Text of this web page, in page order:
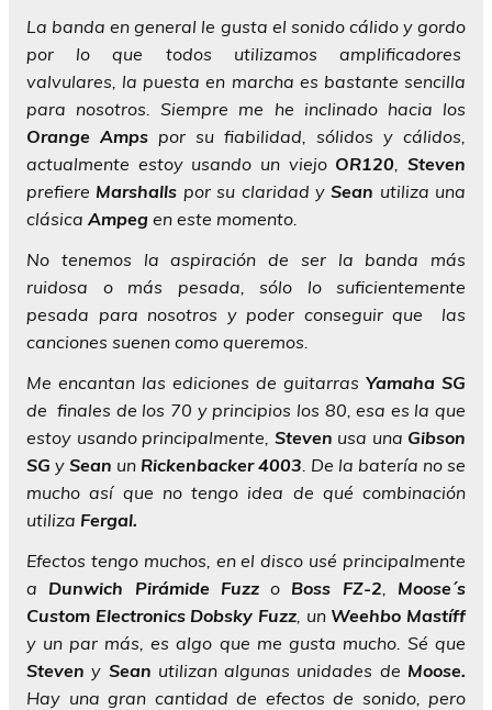
La banda en general le gusta el sonido cálido y gordo
por lo que todos utilizamos amplificadores
valvulares, la puesta en marcha es bastante sencilla
para nosotros. Siempre me he inclinado hacia los
Orange Amps por su fiabilidad, sólidos y cálidos,
actualmente estoy usando un viejo OR120 ,Steven
prefiere Marshalls por su claridad ySean utiliza una
clásica Ampeg en este momento.
No tenemos la aspiración de ser la banda más
ruidosa o más pesada, sólo lo suficientemente
pesada para nosotros y poder conseguir que las
canciones suenen como queremos.
Me encantan las ediciones de guitarras Yamaha SG
de finales de los 70 y principios los 80, esa es la que
estoy usando principalmente, Steven usa una Gibson
SG y Sean un Rickenbacker 4003 . De la batería no se
mucho así que no tengo idea de qué combinación
utiliza Fergal.
Efectos tengo muchos, en el disco usé principalmente
a Dunwich Pirámide Fuzzo Boss FZ-2
Moose´s
Custom Electronics Dobsky Fuzz , un Weehbo Mastíff
y un par más, es algo que me gusta mucho. Sé que
Steven y Sean utilizan algunas unidades de Moose.
Hay una gran cantidad de efectos de sonido, pero